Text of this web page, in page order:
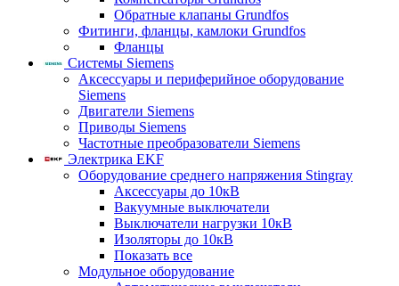
Обратные клапаны Grundfos
Фитинги, фланцы, камлоки Grundfos
Фланцы
Системы Siemens
Аксессуары и периферийное оборудование
Siemens
Двигатели Siemens
Приводы Siemens
Частотные преобразователи Siemens
Электрика EKF
Оборудование среднего напряжения Stingray
Аксессуары до 10кВ
Вакуумные выключатели
Выключатели нагрузки 10кВ
Изоляторы до 10кВ
Показать все
Модульное оборудование